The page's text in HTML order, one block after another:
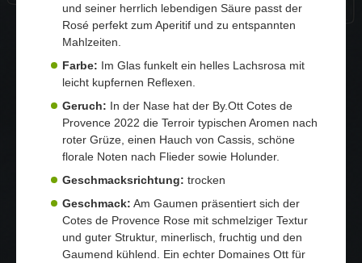
und seiner herrlich lebendigen Säure passt der
Rosé perfekt zum Aperitif und zu entspannten
Mahlzeiten.
Farbe: Im Glas funkelt ein helles Lachsrosa mit
leicht kupfernen Reflexen.
Geruch: In der Nase hat der By.Ott Cotes de
Provence 2022 die Terroir typischen Aromen nach
roter Grüze, einen Hauch von Cassis, schöne
florale Noten nach Flieder sowie Holunder.
Geschmacksrichtung: trocken
Geschmack: Am Gaumen präsentiert sich der
Cotes de Provence Rose mit schmelziger Textur
und guter Struktur, minerlisch, fruchtig und den
Gaumend kühlend. Ein echter Domaines Ott für